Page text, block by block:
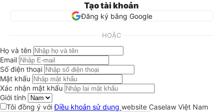
Tạo tài khoản
Đăng ký bằng Google
HOẶC
Họ và tên
Email
Số điện thoại
Mật khẩu
Xác nhận mật khẩu
Giới tính
Tôi đồng ý vớiĐiều khoản sử dụng website Caselaw Việt Nam